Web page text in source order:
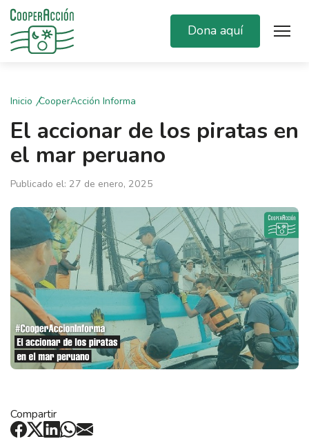
Dona aquí
Inicio CooperAcción Informa
El accionar de los piratas en
el mar peruano
Publicado el: 27 de enero, 2025
Compartir